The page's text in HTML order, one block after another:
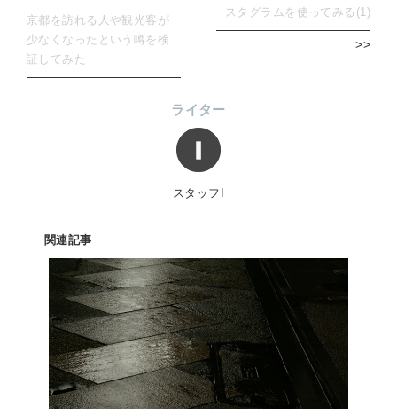
京都を訪れる人や観光客が
少なくなったという噂を検
証してみた
スタグラムを使ってみる(1)
>>
ライター
スタッフI
関連記事